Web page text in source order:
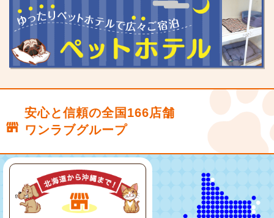
安心と信頼の全国166店舗
ワンラブグループ